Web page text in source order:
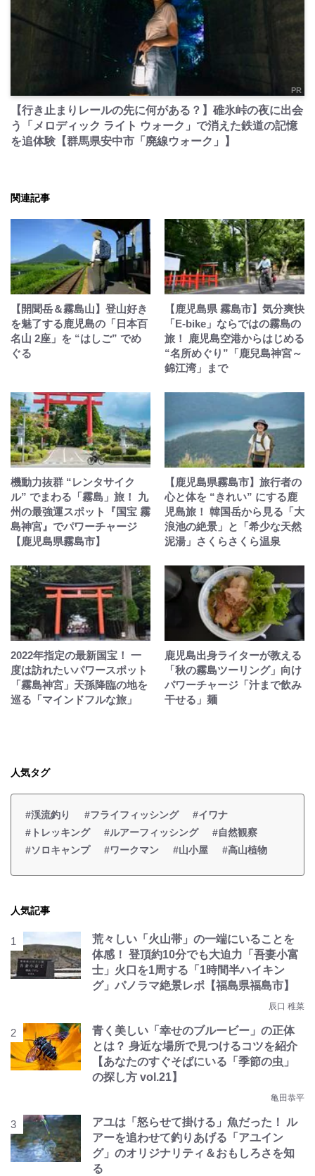
PR
【行き止まりレールの先に何がある？】碓氷峠の夜に出会
う「メロディック ライト ウォーク」で消えた鉄道の記憶
を追体験【群馬県安中市「廃線ウォーク」】
関連記事
【開聞岳＆霧島山】登山好き
を魅了する鹿児島の「日本百
名山 2座」を “はしご” でめ
ぐる
【鹿児島県 霧島市】気分爽快
「E-bike」ならではの霧島の
旅！ 鹿児島空港からはじめる
“名所めぐり”「鹿兒島神宮～
錦江湾」まで
機動力抜群 “レンタサイク
ル” でまわる「霧島」旅！ 九
州の最強運スポット『国宝 霧
島神宮』でパワーチャージ
【鹿児島県霧島市】
【鹿児島県霧島市】旅行者の
心と体を “きれい” にする鹿
児島旅！ 韓国岳から見る「大
浪池の絶景」と「希少な天然
泥湯」さくらさくら温泉
2022年指定の最新国宝！ 一
度は訪れたいパワースポット
「霧島神宮」天孫降臨の地を
巡る「マインドフルな旅」
鹿児島出身ライターが教える
「秋の霧島ツーリング」向け
パワーチャージ「汁まで飲み
干せる」麺
人気タグ
#渓流釣り #フライフィッシング
#イワナ
#トレッキング
#ルアーフィッシング
#自然観察
#ソロキャンプ
#ワークマン #山小屋 #高山植物
人気記事
荒々しい「火山帯」の一端にいることを
体感！ 登頂約10分でも大迫力「吾妻小富
士」火口を1周する「1時間半ハイキン
グ」パノラマ絶景レポ【福島県福島市】
辰口 稚菜
青く美しい「幸せのブルービー」の正体
とは？ 身近な場所で見つけるコツを紹介
【あなたのすぐそばにいる「季節の虫」
の探し方 vol.21】
亀田恭平
アユは「怒らせて掛ける」魚だった！ ル
アーを追わせて釣りあげる「アユイン
グ」のオリジナリティ＆おもしろさを知
る